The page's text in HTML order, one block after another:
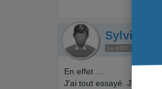
Sylvie-jac
Le 03/01/2021 à
En effet ....
J'ai tout essayé. J'ai